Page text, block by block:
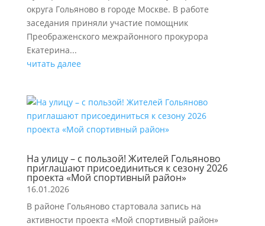
округа Гольяново в городе Москве. В работе
заседания приняли участие помощник
Преображенского межрайонного прокурора
Екатерина...
читать далее
На улицу – с пользой! Жителей Гольяново
приглашают присоединиться к сезону 2026
проекта «Мой спортивный район»
16.01.2026
В районе Гольяново стартовала запись на
активности проекта «Мой спортивный район»